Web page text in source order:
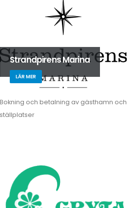
Strandpirens Marina
LÄR MER
Bokning och betalning av gästhamn och
ställplatser